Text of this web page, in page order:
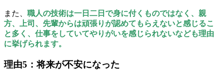
また、 職人の技術は一日二日で身に付くものではなく、親
方、上司、先輩からは頑張りが認めてもらえないと感じるこ
と多く、仕事をしていてやりがいを感じられないなども理由
に挙げられます。
理由5：将来が不安になった